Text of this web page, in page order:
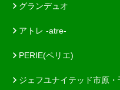
グランデュオ
アトレ -atre-
PERIE(ペリエ)
ジェフユナイテッド市原・